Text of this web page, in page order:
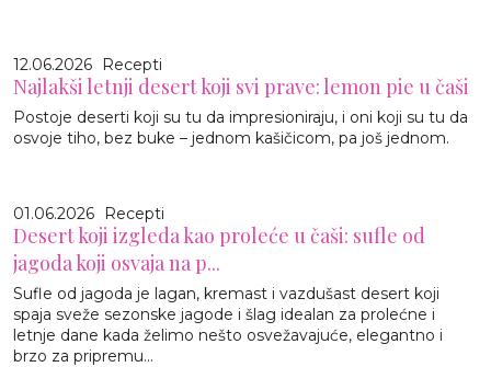
12.06.2026 Recepti
Najlakši letnji desert koji svi prave: lemon pie u čaši
Postoje deserti koji su tu da impresioniraju, i oni koji su tu da
osvoje tiho, bez buke – jednom kašičicom, pa još jednom.
01.06.2026 Recepti
Desert koji izgleda kao proleće u čaši: sufle od
jagoda koji osvaja na p...
Sufle od jagoda je lagan, kremast i vazdušast desert koji
spaja sveže sezonske jagode i šlag idealan za prolećne i
letnje dane kada želimo nešto osvežavajuće, elegantno i
brzo za pripremu...